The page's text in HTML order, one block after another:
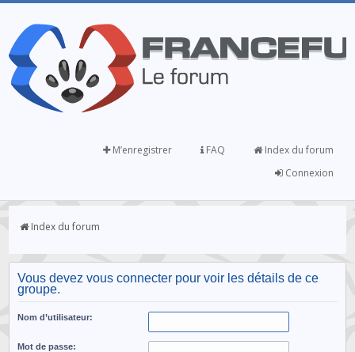
Index du forum
FAQ
M’enregistrer
Connexion
Index du forum
Vous devez vous connecter pour voir les détails de ce
groupe.
Nom d’utilisateur:
Mot de passe: